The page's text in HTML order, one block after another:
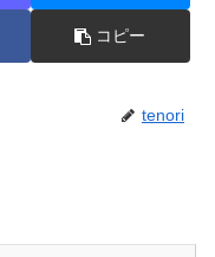
コピー
tenori